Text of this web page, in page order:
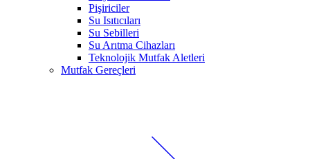
Pişiriciler
Su Isıtıcıları
Su Sebilleri
Su Arıtma Cihazları
Teknolojik Mutfak Aletleri
Mutfak Gereçleri